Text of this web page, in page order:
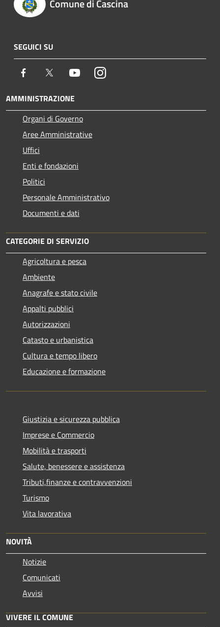
Comune di Cascina
SEGUICI SU
Facebook Twitter YoutubeInstagram
AMMINISTRAZIONE
Organi di Governo
Aree Amministrative
Uffici
Enti e fondazioni
Politici
Personale Amministrativo
Documenti e dati
CATEGORIE DI SERVIZIO
Agricoltura e pesca
Ambiente
Anagrafe e stato civile
Appalti pubblici
Autorizzazioni
Catasto e urbanistica
Cultura e tempo libero
Educazione e formazione
Giustizia e sicurezza pubblica
Imprese e Commercio
Mobilità e trasporti
Salute, benessere e assistenza
Tributi,finanze e contravvenzioni
Turismo
Vita lavorativa
NOVITÀ
Notizie
Comunicati
Avvisi
VIVERE IL COMUNE